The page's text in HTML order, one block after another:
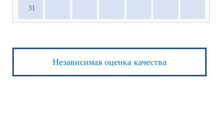
31
Независимая оценка качества